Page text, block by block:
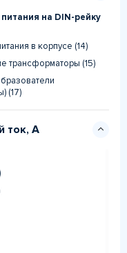
на DIN-рейку
в корпусе (14)
трансформаторы (15)
(17)
ток, А